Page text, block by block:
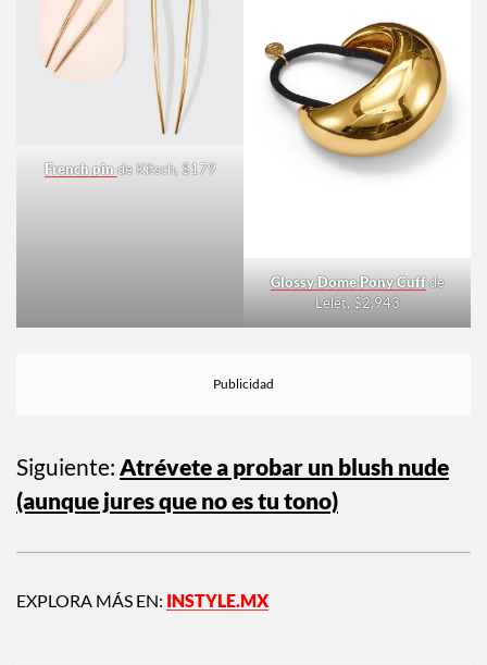
French pinde Kitsch, $179
Glossy Dome Pony Cuffde
Lelet, $2,943
Siguiente: Atrévete a probar un blush nude
(aunque jures que no es tu tono)
EXPLORA MÁS EN: INSTYLE.MX